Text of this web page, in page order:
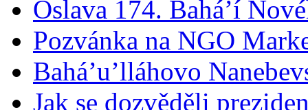
Oslava 174. Bahá’í
Pozvánka na NGO
Bahá’u’lláhovo
Jak se dozvěděli